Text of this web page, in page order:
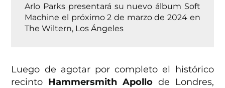
Arlo Parks presentará su nuevo álbum Soft
Machine el próximo 2 de marzo de 2024 en
The Wiltern, Los Ángeles
Luego de agotar por completo el histórico
recinto Hammersmith Apollo de Londres,